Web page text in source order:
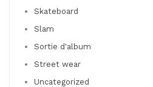
Skateboard
Slam
Sortie d'album
Street wear
Uncategorized